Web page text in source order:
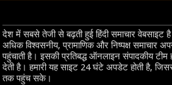
देश में सबसे तेजी से बढ़ती हुई हिंदी समाचार वेबसाइट
अधिक विश्वसनीय, प्रामाणिक और निष्पक्ष समाचार
पहुंचाती है। इसकी प्रतिबद्ध ऑनलाइन संपादकीय
देती है। हमारी यह साइट 24 घंटे अपडेट होती है,
तक पहुंच सके।